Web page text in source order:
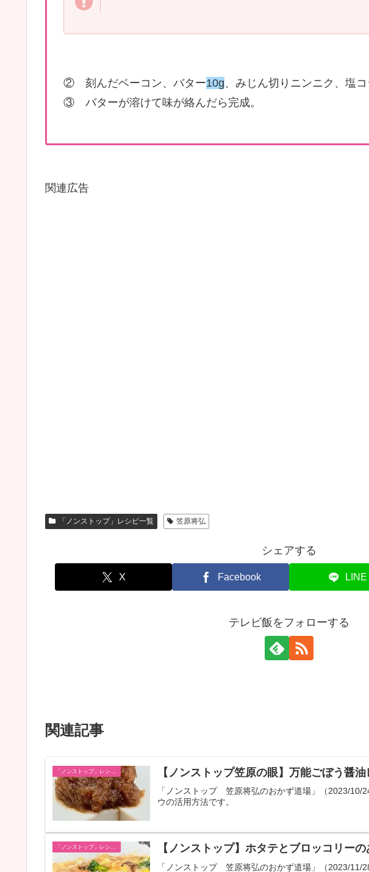
② 刻んだベーコン、バター10g、みじん切りニンニク、塩
③ バターが溶けて味が絡んだら完成。
関連広告
「ノンストップ」レシピ一覧 笠原将弘
シェアする
X Facebook LINE
テレビ飯をフォローする
関連記事
「ノンストップ」レシピ一覧 【ノンストップ笠原の眼】万能ごぼう醤
「ノンストップ 笠原将弘のおかず道場」（2023/10/
ウの活用方法です。
「ノンストップ」レシピ一覧 【ノンストップ】ホタテとブロッコリー
「ノンストップ 笠原将弘のおかず道場」（2023/11/